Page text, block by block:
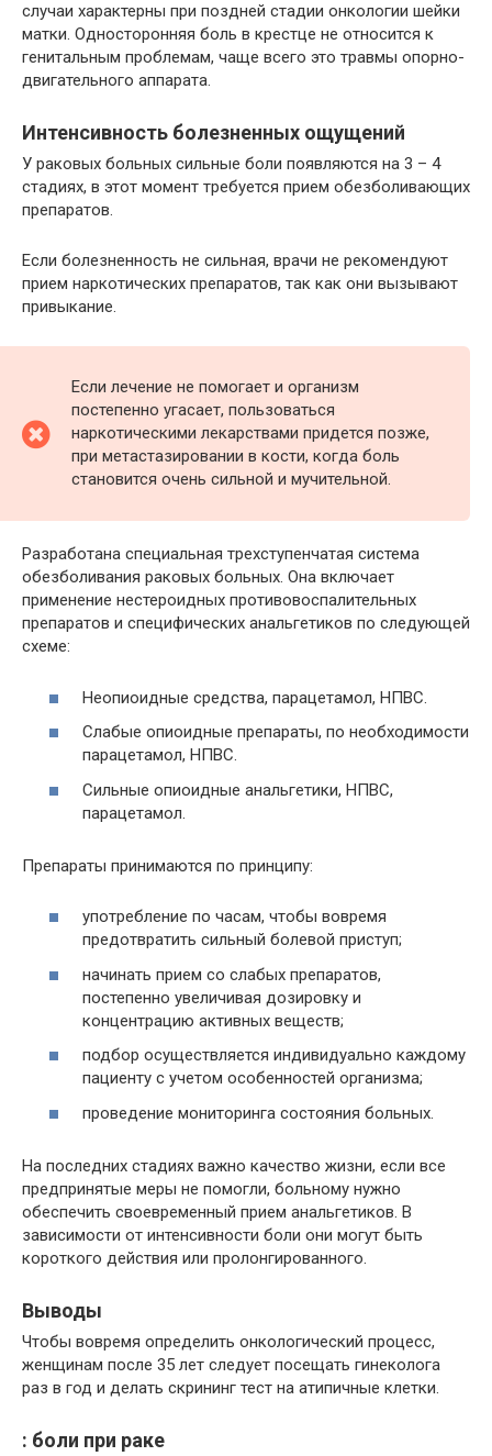
случаи характерны при поздней стадии онкологии шейки
матки. Односторонняя боль в крестце не относится к
генитальным проблемам, чаще всего это травмы опорно-
двигательного аппарата.
Интенсивность болезненных ощущений
У раковых больных сильные боли появляются на 3 – 4
стадиях, в этот момент требуется прием обезболивающих
препаратов.
Если болезненность не сильная, врачи не рекомендуют
прием наркотических препаратов, так как они вызывают
привыкание.
Если лечение не помогает и организм
постепенно угасает, пользоваться
наркотическими лекарствами придется позже,
при метастазировании в кости, когда боль
становится очень сильной и мучительной.
Разработана специальная трехступенчатая система
обезболивания раковых больных. Она включает
применение нестероидных противовоспалительных
препаратов и специфических анальгетиков по следующей
схеме:
Неопиоидные средства, парацетамол, НПВС.
Слабые опиоидные препараты, по необходимости
парацетамол, НПВС.
Сильные опиоидные анальгетики, НПВС,
парацетамол.
Препараты принимаются по принципу:
употребление по часам, чтобы вовремя
предотвратить сильный болевой приступ;
начинать прием со слабых препаратов,
постепенно увеличивая дозировку и
концентрацию активных веществ;
подбор осуществляется индивидуально каждому
пациенту с учетом особенностей организма;
проведение мониторинга состояния больных.
На последних стадиях важно качество жизни, если все
предпринятые меры не помогли, больному нужно
обеспечить своевременный прием анальгетиков. В
зависимости от интенсивности боли они могут быть
короткого действия или пролонгированного.
Выводы
Чтобы вовремя определить онкологический процесс,
женщинам после 35 лет следует посещать гинеколога
раз в год и делать скрининг тест на атипичные клетки.
: боли при раке